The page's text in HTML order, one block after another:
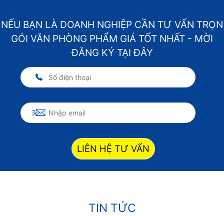
NẾU BẠN LÀ DOANH NGHIỆP CẦN TƯ VẤN TRỌN
GÓI VĂN PHÒNG PHẨM GIÁ TỐT NHẤT - MỜI
ĐĂNG KÝ TẠI ĐÂY
LIÊN HỆ TƯ VẤN
TIN TỨC